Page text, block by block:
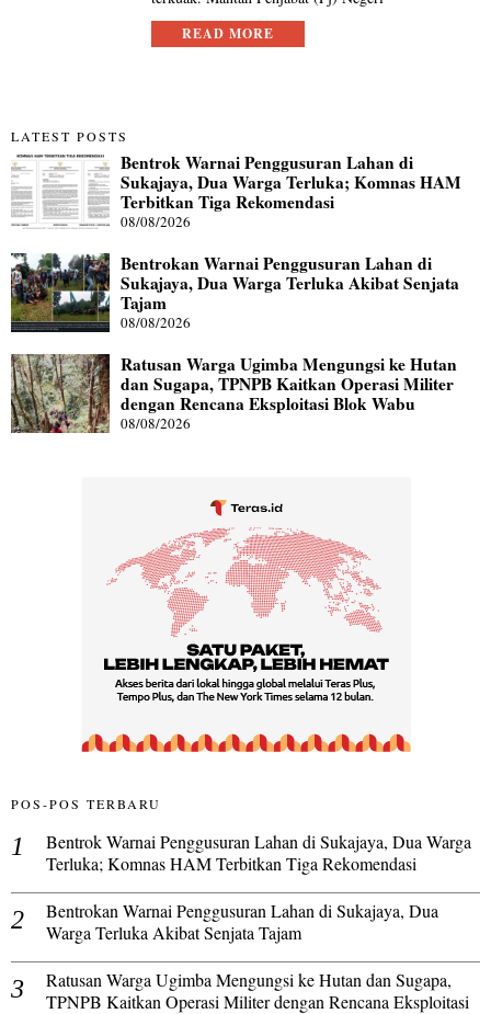
READ MORE
LATEST POSTS
Bentrok Warnai Penggusuran Lahan di
Sukajaya, Dua Warga Terluka; Komnas HAM
Terbitkan Tiga Rekomendasi
08/08/2026
Bentrokan Warnai Penggusuran Lahan di
Sukajaya, Dua Warga Terluka Akibat Senjata
Tajam
08/08/2026
Ratusan Warga Ugimba Mengungsi ke Hutan
dan Sugapa, TPNPB Kaitkan Operasi Militer
dengan Rencana Eksploitasi Blok Wabu
08/08/2026
POS-POS TERBARU
Bentrok Warnai Penggusuran Lahan di Sukajaya, Dua Warga
Terluka; Komnas HAM Terbitkan Tiga Rekomendasi
Bentrokan Warnai Penggusuran Lahan di Sukajaya, Dua
Warga Terluka Akibat Senjata Tajam
Ratusan Warga Ugimba Mengungsi ke Hutan dan Sugapa,
TPNPB Kaitkan Operasi Militer dengan Rencana Eksploitasi